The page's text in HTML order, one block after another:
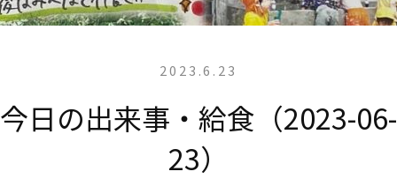
2023.6.23
今日の出来事・給食（2023-06-
23）